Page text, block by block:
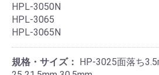
HPL-3050N
HPL-3065
HPL-3065N
規格・サイズ： HP-3025面落ち